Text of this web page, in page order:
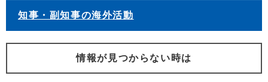
知事・副知事の海外活動
情報が見つからない時は